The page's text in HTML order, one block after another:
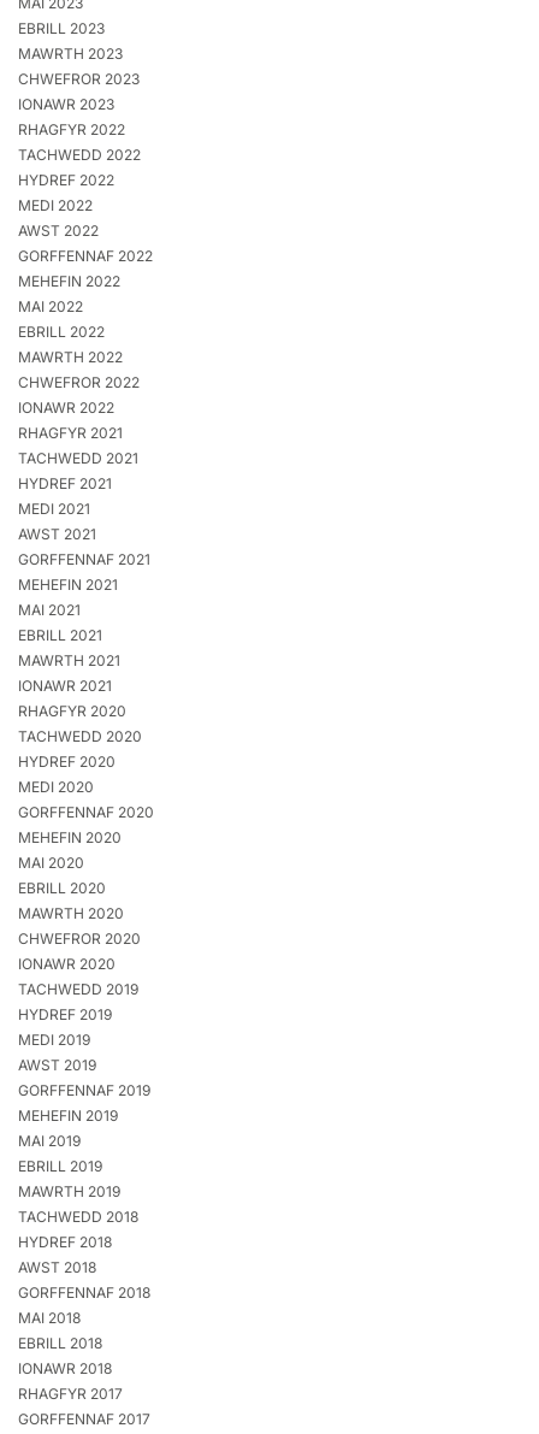
EBRILL 2023
MAWRTH 2023
CHWEFROR 2023
IONAWR 2023
RHAGFYR 2022
TACHWEDD 2022
HYDREF 2022
MEDI 2022
AWST 2022
GORFFENNAF 2022
MEHEFIN 2022
MAI 2022
EBRILL 2022
MAWRTH 2022
CHWEFROR 2022
IONAWR 2022
RHAGFYR 2021
TACHWEDD 2021
HYDREF 2021
MEDI 2021
AWST 2021
GORFFENNAF 2021
MEHEFIN 2021
MAI 2021
EBRILL 2021
MAWRTH 2021
IONAWR 2021
RHAGFYR 2020
TACHWEDD 2020
HYDREF 2020
MEDI 2020
GORFFENNAF 2020
MEHEFIN 2020
MAI 2020
EBRILL 2020
MAWRTH 2020
CHWEFROR 2020
IONAWR 2020
TACHWEDD 2019
HYDREF 2019
MEDI 2019
AWST 2019
GORFFENNAF 2019
MEHEFIN 2019
MAI 2019
EBRILL 2019
MAWRTH 2019
TACHWEDD 2018
HYDREF 2018
AWST 2018
GORFFENNAF 2018
MAI 2018
EBRILL 2018
IONAWR 2018
RHAGFYR 2017
GORFFENNAF 2017